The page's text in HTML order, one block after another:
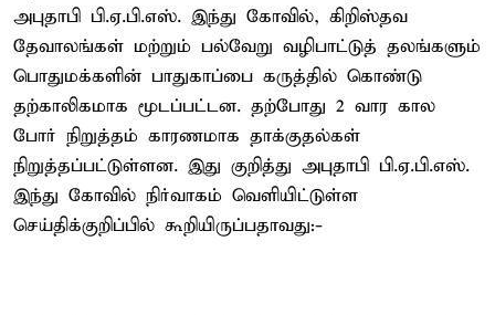
அபுதாபி பி.ஏ.பி.எஸ். இந்து கோவில், கிறிஸ்தவ
தேவாலங்கள் மற்றும் பல்வேறு வழிபாட்டுத் தலங்களும்
பொதுமக்களின் பாதுகாப்பை கருத்தில் கொண்டு
தற்காலிகமாக மூடப்பட்டன. தற்போது 2 வார கால
போர் நிறுத்தம் காரணமாக தாக்குதல்கள்
நிறுத்தப்பட்டுள்ளன. இது குறித்து அபுதாபி பி.ஏ.பி.எஸ்.
இந்து கோவில் நிர்வாகம் வெளியிட்டுள்ள
செய்திக்குறிப்பில் கூறியிருப்பதாவது:-